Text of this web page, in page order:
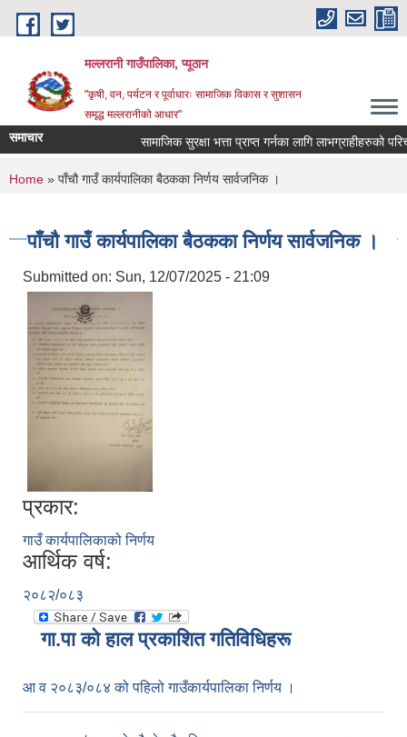
Skip to main content
मल्लरानी गाउँपालिका, प्यूठान
"कृषी, वन, पर्यटन र पूर्वाधारः सामाजिक विकास र सुशासन
समृद्ध मल्लरानीको आधार"
समाचार सामाजिक सुरक्षा भत्ता प्राप्त गर्नका लागि लाभग्राहीहरुको
You are here
Home » पाँचौ गाउँ कार्यपालिका बैठकका निर्णय सार्वजनिक ।
पाँचौ गाउँ कार्यपालिका बैठकका निर्णय सार्वजनिक ।
Submitted on: Sun, 12/07/2025 - 21:09
प्रकार:
गाउँ कार्यपालिकाको निर्णय
आर्थिक वर्ष:
२०८२/०८३
गा.पा काे हाल प्रकाशित गतिविधिहरू
आ व २०८३/०८४ को पहिलो गाउँकार्यपालिका निर्णय ।